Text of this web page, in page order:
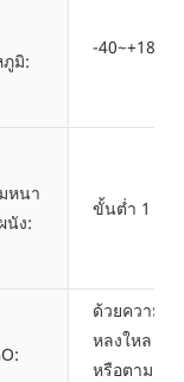
มิ:
-40~+180℃
หนา
นัง:
ขั้นต่ำ 1 มม.
ด้วยความ
หลงใหล
หรือตาม